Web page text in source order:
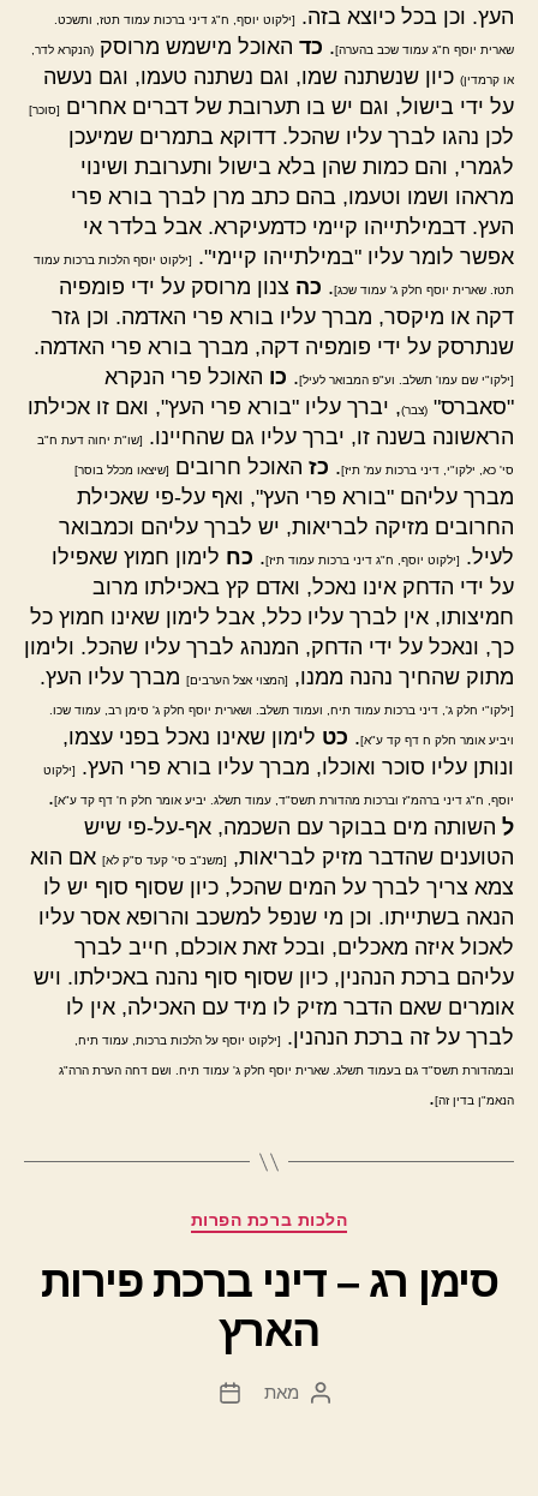
העץ. וכן בכל כיוצא בזה.
[ילקוט יוסף, ח"ג דיני ברכות עמוד תטז, ותשכט.
שארית יוסף ח"ג עמוד שכב בהערה]. כד האוכל מישמש מרוסק (הנקרא לדר,
או קרמדין) כיון שנשתנה שמו, וגם נשתנה טעמו, וגם נעשה
על ידי בישול, וגם יש בו תערובת של דברים אחרים
[סוכר]
לכן נהגו לברך עליו שהכל. דדוקא בתמרים שמיעכן
לגמרי, והם כמות שהן בלא בישול ותערובת ושינוי
מראהו ושמו וטעמו, בהם כתב מרן לברך בורא פרי
העץ. דבמילתייהו קיימי כדמעיקרא. אבל בלדר אי
אפשר לומר עליו "במילתייהו קיימי".
[ילקוט יוסף הלכות ברכות עמוד
תטז. שארית יוסף חלק ג' עמוד שכג]. כה צנון מרוסק על ידי פומפיה
דקה או מיקסר, מברך עליו בורא פרי האדמה. וכן גזר
שנתרסק על ידי פומפיה דקה, מברך בורא פרי האדמה.
[ילקו"י שם עמו' תשלב. וע"פ המבואר לעיל]. כו האוכל פרי הנקרא
"סאברס" (צבר), יברך עליו "בורא פרי העץ", ואם זו אכילתו
הראשונה בשנה זו, יברך עליו גם שהחיינו.
[שו"ת יחוה דעת ח"ב
סי' כא, ילקו"י, דיני ברכות עמ' תיז]. כז האוכל חרובים [שיצאו מכלל בוסר]
מברך עליהם "בורא פרי העץ", ואף על-פי שאכילת
החרובים מזיקה לבריאות, יש לברך עליהם וכמבואר
לעיל.
[ילקוט יוסף, ח"ג דיני ברכות עמוד תיז]. כח לימון חמוץ שאפילו
על ידי הדחק אינו נאכל, ואדם קץ באכילתו מרוב
חמיצותו, אין לברך עליו כלל, אבל לימון שאינו חמוץ כל
כך, ונאכל על ידי הדחק, המנהג לברך עליו שהכל. ולימון
מתוק שהחיך נהנה ממנו,
[המצוי אצל הערבים] מברך עליו העץ.
[ילקו"י חלק ג', דיני ברכות עמוד תיח, ועמוד תשלב. ושארית יוסף חלק ג' סימן רב, עמוד שכו.
ויביע אומר חלק ח דף קד ע"א]. כט לימון שאינו נאכל בפני עצמו,
ונותן עליו סוכר ואוכלו, מברך עליו בורא פרי העץ.
[ילקוט
יוסף, ח"ג דיני ברהמ"ז וברכות מהדורת תשס"ד, עמוד תשלג. יביע אומר חלק ח' דף קד ע"א].
ל השותה מים בבוקר עם השכמה, אף-על-פי שיש
הטוענים שהדבר מזיק לבריאות,
[משנ"ב סי' קעד ס"ק לא] אם הוא
צמא צריך לברך על המים שהכל, כיון שסוף סוף יש לו
הנאה בשתייתו. וכן מי שנפל למשכב והרופא אסר עליו
לאכול איזה מאכלים, ובכל זאת אוכלם, חייב לברך
עליהם ברכת הנהנין, כיון שסוף סוף נהנה באכילתו. ויש
אומרים שאם הדבר מזיק לו מיד עם האכילה, אין לו
לברך על זה ברכת הנהנין.
[ילקוט יוסף על הלכות ברכות, עמוד תיח,
ובמהדורת תשס"ד גם בעמוד תשלג. שארית יוסף חלק ג' עמוד תיח. ושם דחה הערת הרה"ג
הנאמ"ן בדין זה].
קטגוריות
הלכות ברכת הפרות
סימן רג – דיני ברכת פירות
הארץ
המחבר
מאת
תאריך